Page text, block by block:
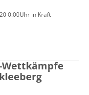
0:00Uhr in Kraft